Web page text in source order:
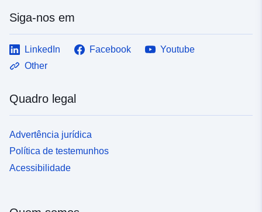
Siga-nos em
LinkedIn Facebook
Youtube
Other
Quadro legal
Advertência jurídica
Política de testemunhos
Acessibilidade